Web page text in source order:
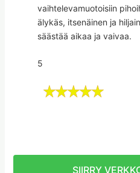
vaihtelevamuotoisiin
älykäs, itsenäinen ja
säästää aikaa ja vaivaa.
5
SIIRRY